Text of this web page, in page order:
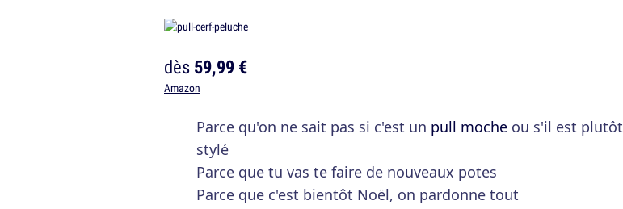
dès59,99 €
Amazon
Parce qu'on ne sait pas si c'est un pull moche ou s'il est plutôt
stylé
Parce que tu vas te faire de nouveaux potes
Parce que c'est bientôt Noël, on pardonne tout